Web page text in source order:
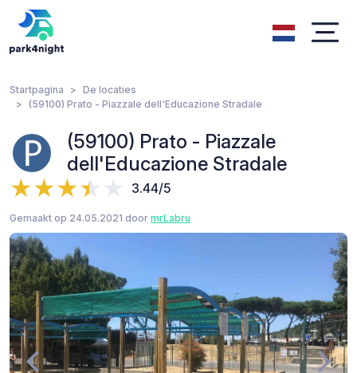
Startpagina
De locaties
(59100) Prato - Piazzale dell'Educazione Stradale
(59100) Prato - Piazzale
dell'Educazione Stradale
3.44/5
Gemaakt op 24.05.2021 door mrLabru